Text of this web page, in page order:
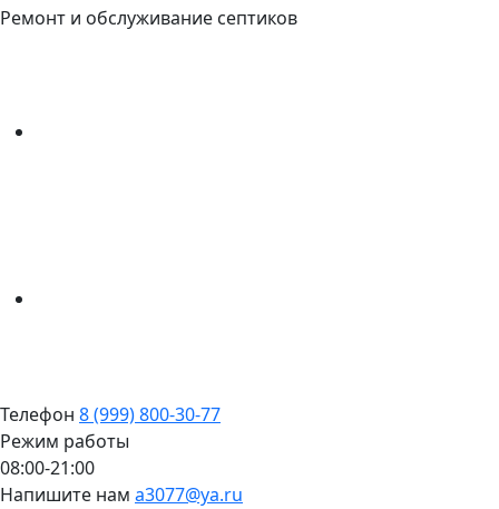
Ремонт и обслуживание септиков
Телефон 8 (999) 800-30-77
Режим работы
08:00-21:00
Напишите нам a3077@ya.ru